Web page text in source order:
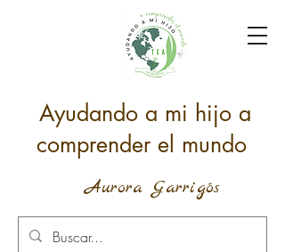
Ayudando a mi hijo a
comprender el mundo
Aurora Garrigós